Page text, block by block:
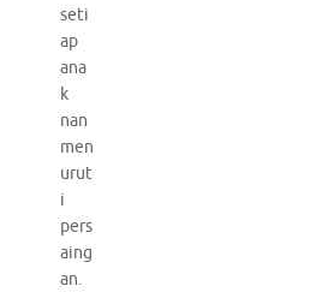
seti
ap
ana
k
nan
men
urut
i
pers
aing
an.